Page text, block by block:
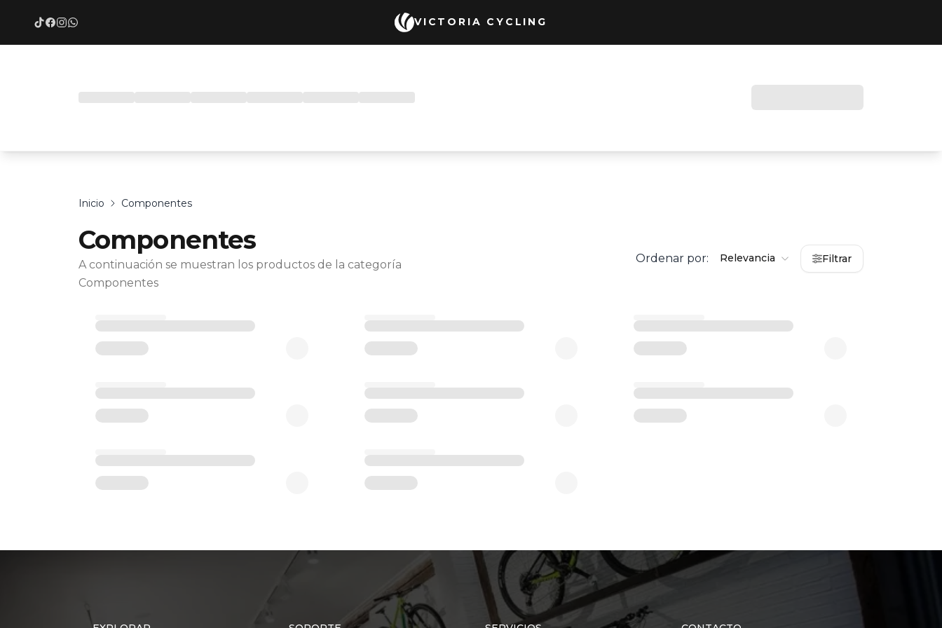
VICTORIA CYCLING
Inicio Componentes
Componentes
A continuación se muestran los productos de la categoría
Componentes
Ordenar por: Relevancia Filtrar